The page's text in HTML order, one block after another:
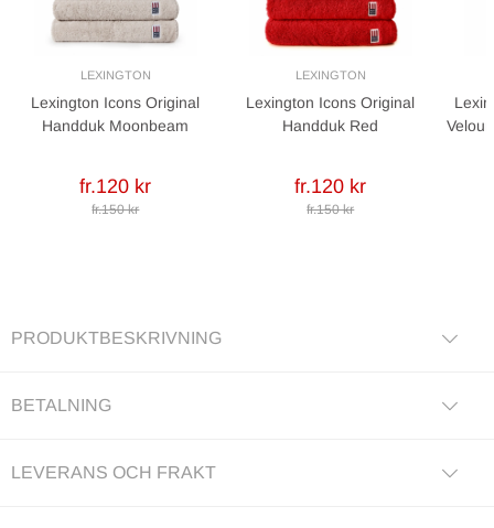
LEXINGTON
Lexington Icons Original
Handduk Moonbeam
fr.120 kr
fr.150 kr
LEXINGTON
Lexington Icons Original
Handduk Red
fr.120 kr
fr.150 kr
PRODUKTBESKRIVNING
BETALNING
LEVERANS OCH FRAKT